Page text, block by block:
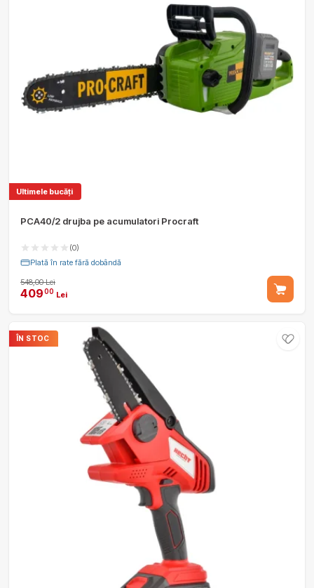
Ultimele bucăți
PCA40/2 drujba pe acumulatori Procraft
(0)
Plată în rate fără dobândă
548,00 Lei
40900 Lei
ÎN STOC